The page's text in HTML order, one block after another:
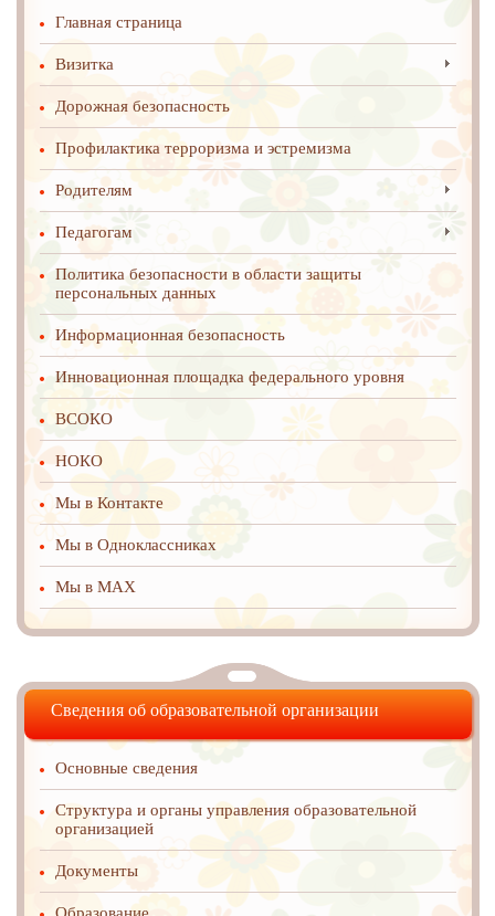
Главная страница
Визитка
Дорожная безопасность
Профилактика терроризма и эстремизма
Родителям
Педагогам
Политика безопасности в области защиты
персональных данных
Информационная безопасность
Инновационная площадка федерального уровня
ВСОКО
НОКО
Мы в Контакте
Мы в Одноклассниках
Мы в MAX
Сведения об образовательной организации
Основные сведения
Структура и органы управления образовательной
организацией
Документы